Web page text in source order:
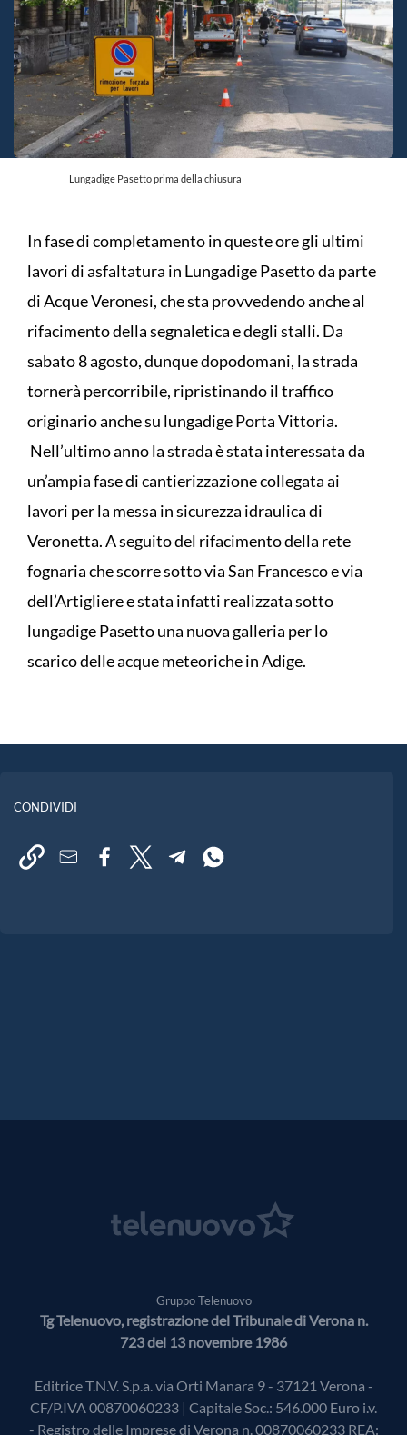
Lungadige Pasetto prima della chiusura
In fase di completamento in queste ore gli ultimi
lavori di asfaltatura in Lungadige Pasetto da parte
di Acque Veronesi, che sta provvedendo anche al
rifacimento della segnaletica e degli stalli. Da
sabato 8 agosto, dunque dopodomani, la strada
tornerà percorribile, ripristinando il traffico
originario anche su lungadige Porta Vittoria.
Nell’ultimo anno la strada è stata interessata da
un’ampia fase di cantierizzazione collegata ai
lavori per la messa in sicurezza idraulica di
Veronetta. A seguito del rifacimento della rete
fognaria che scorre sotto via San Francesco e via
dell’Artigliere e stata infatti realizzata sotto
lungadige Pasetto una nuova galleria per lo
scarico delle acque meteoriche in Adige.
CONDIVIDI
Gruppo Telenuovo
Tg Telenuovo, registrazione del Tribunale di Verona n.
723 del 13 novembre 1986
Editrice T.N.V. S.p.a. via Orti Manara 9 - 37121 Verona -
CF/P.IVA 00870060233 | Capitale Soc.: 546.000 Euro i.v.
- Registro delle Imprese di Verona n. 00870060233 REA: